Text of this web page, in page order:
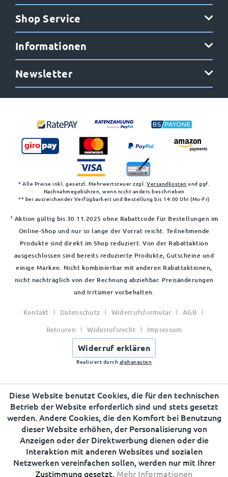
Shop Service
Informationen
Newsletter
* Alle Preise inkl. gesetzl. Mehrwertsteuer zzgl. Versandkosten und ggf.
Nachnahmegebühren, wenn nicht anders beschrieben
** bei ausreichender Verfügbarkeit und Bestellung bis 14:00 Uhr (Mo-Fr)
1 Aktion gültig bis 30.11.2025 ohne Rabattcode für Bestellungen im
Online-Shop und nur so lange der Vorrat reicht. Teilnehmende
Produkte sind direkt im Shop reduziert. Von der Rabattaktion
ausgeschlossen sind bereits reduzierte Produkte, Gutscheine und
einige Marken. Nicht kombinierbar mit anderen Rabattaktionen,
nicht nachträglich von der Rechnung abziehbar. Preisänderungen
und Irrtümer vorbehalten.
Kontakt Datenschutz Widerrufsformular
AGB
Retouren
Widerrufsrecht Impressum
Widerruf erklären
Realisiert durch alphanauten
Diese Website benutzt Cookies, die für den technischen
Betrieb der Website erforderlich sind und stets gesetzt
werden. Andere Cookies, die den Komfort bei Benutzung
dieser Website erhöhen, der Personalisierung von
Anzeigen oder der Direktwerbung dienen oder die
Interaktion mit anderen Websites und sozialen
Netzwerken vereinfachen sollen, werden nur mit Ihrer
Zustimmung gesetzt. Mehr Informationen